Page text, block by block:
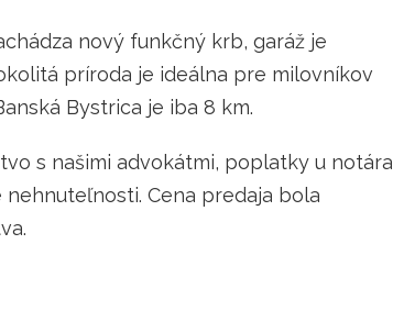
nový funkčný krb, garáž je
príroda je ideálna pre milovníkov
Bystrica je iba 8 km.
s našimi advokátmi, poplatky u notára
Cena predaja bola